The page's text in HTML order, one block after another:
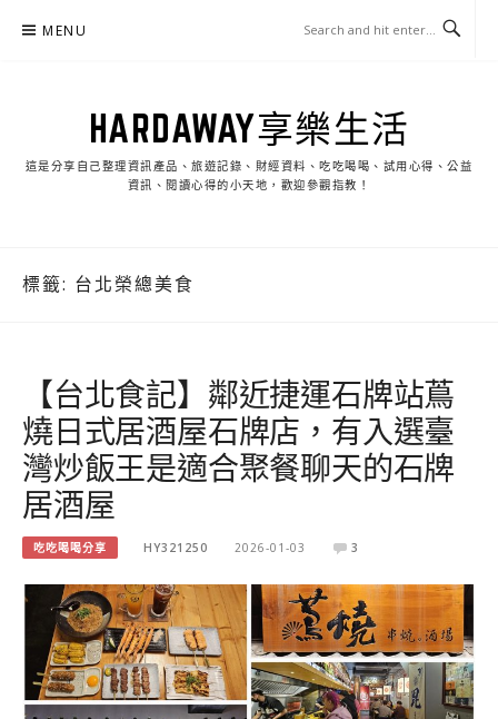
MENU
HARDAWAY享樂生活
這是分享自己整理資訊產品、旅遊記錄、財經資料、吃吃喝喝、試用心得、公益
資訊、閱讀心得的小天地，歡迎參觀指教！
標籤: 台北榮總美食
【台北食記】鄰近捷運石牌站蔦
燒日式居酒屋石牌店，有入選臺
灣炒飯王是適合聚餐聊天的石牌
居酒屋
吃吃喝喝分享 HY321250 2026-01-03 3